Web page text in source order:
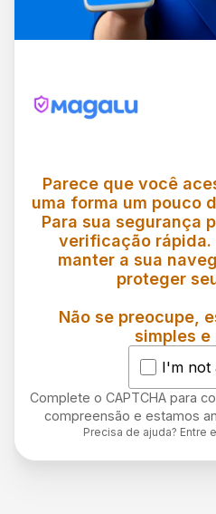
Parece que você
uma forma um pouco
Para sua segurança
verificação rápida.
manter a sua
proteger
Não se preocupe,
simples e
I'm not
Complete o CAPTCHA para
compreensão e estamos
Precisa de ajuda? Entre